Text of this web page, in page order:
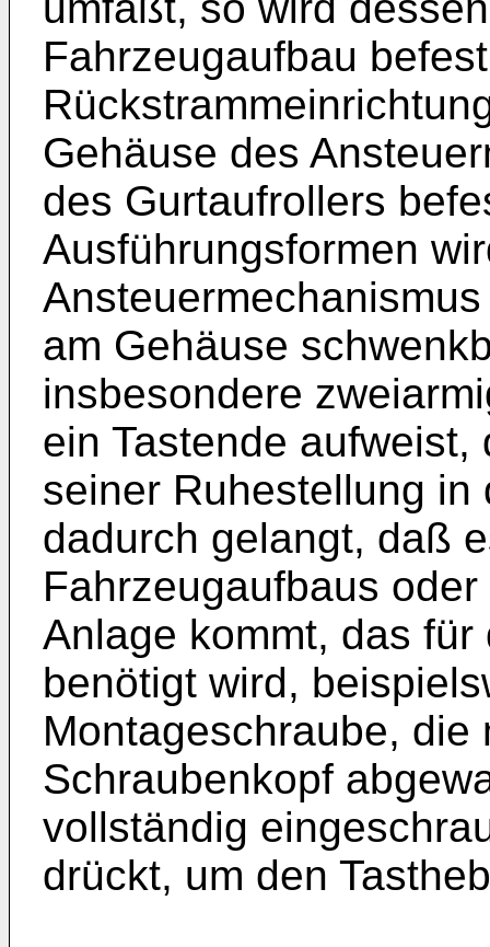
Fahrzeugaufbau
Gehäuse des
des Gurtaufrollers
Ausführungsformen
am Gehäuse
insbesondere
ein Tastende
seiner Ruhestellung
dadurch gelangt, daß
Fahrzeugaufbaus
Anlage kommt, das
benötigt wird,
Montageschraube, die
Schraubenkopf
vollständig
drückt, um den